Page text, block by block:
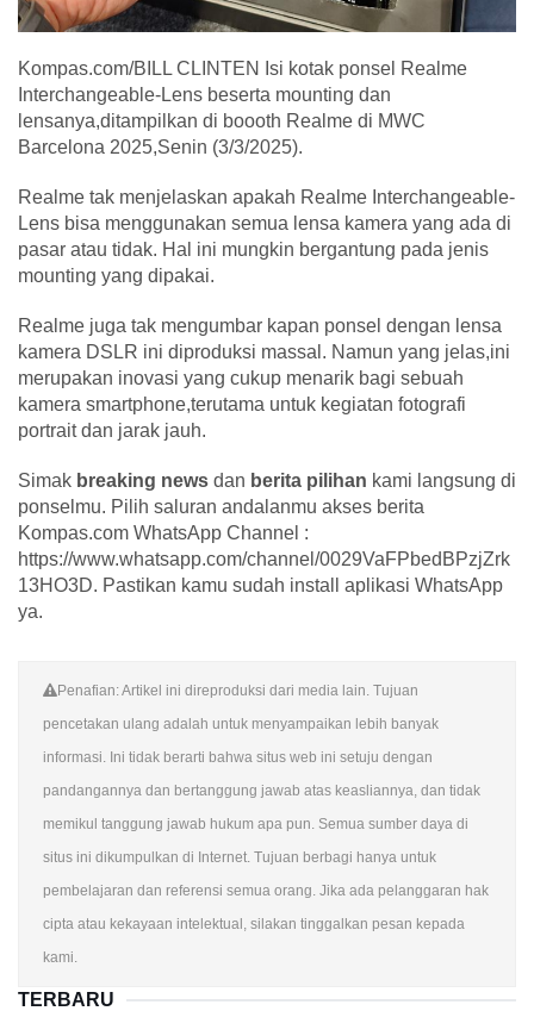
Kompas.com/BILL CLINTEN Isi kotak ponsel Realme
Interchangeable-Lens beserta mounting dan
lensanya,ditampilkan di boooth Realme di MWC
Barcelona 2025,Senin (3/3/2025).
Realme tak menjelaskan apakah Realme Interchangeable-
Lens bisa menggunakan semua lensa kamera yang ada di
pasar atau tidak. Hal ini mungkin bergantung pada jenis
mounting yang dipakai.
Realme juga tak mengumbar kapan ponsel dengan lensa
kamera DSLR ini diproduksi massal. Namun yang jelas,ini
merupakan inovasi yang cukup menarik bagi sebuah
kamera smartphone,terutama untuk kegiatan fotografi
portrait dan jarak jauh.
Simak breaking news dan berita pilihan kami langsung di
ponselmu. Pilih saluran andalanmu akses berita
Kompas.com WhatsApp Channel :
https://www.whatsapp.com/channel/0029VaFPbedBPzjZrk
13HO3D. Pastikan kamu sudah install aplikasi WhatsApp
ya.
Penafian: Artikel ini direproduksi dari media lain. Tujuan
pencetakan ulang adalah untuk menyampaikan lebih banyak
informasi. Ini tidak berarti bahwa situs web ini setuju dengan
pandangannya dan bertanggung jawab atas keasliannya, dan tidak
memikul tanggung jawab hukum apa pun. Semua sumber daya di
situs ini dikumpulkan di Internet. Tujuan berbagi hanya untuk
pembelajaran dan referensi semua orang. Jika ada pelanggaran hak
cipta atau kekayaan intelektual, silakan tinggalkan pesan kepada
kami.
TERBARU